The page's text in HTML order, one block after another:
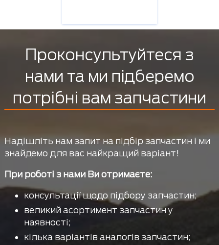
Проконсультуйтеся з
нами та ми підберемо
потрібні вам запчастини
Надішліть нам запит на підбір запчастин і ми
знайдемо для вас найкращий варіант!
При роботі з нами Ви отримаєте:
консультації щодо підбору запчастин;
великий асортимент запчастин у
наявності;
кілька варіантів аналогів запчастин;